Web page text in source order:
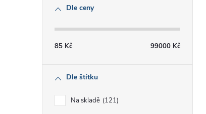
Dle ceny
85 Kč 99000 Kč
Dle štítku
Na skladě 121